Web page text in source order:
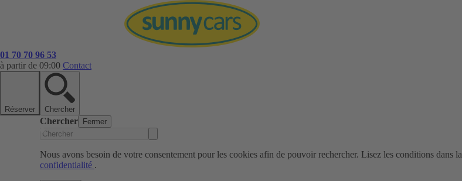
01 70 70 96 53
à partir de 09:00 Contact
Réserver Chercher
Chercher Fermer
Nous avons besoin de votre consentement pour les cookies afin de pouvoir rechercher. Lisez les conditions dans la
confidentialité .